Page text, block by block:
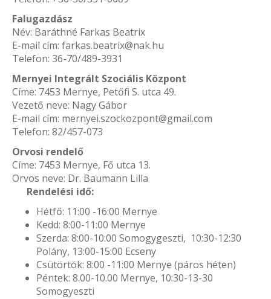
Falugazdász
Név: Baráthné Farkas Beatrix
E-mail cím: farkas.beatrix@nak.hu
Telefon: 36-70/489-3931
Mernyei Integrált Szociális Központ
Címe: 7453 Mernye, Petőfi S. utca 49.
Vezető neve: Nagy Gábor
E-mail cím: mernyei.szockozpont@gmail.com
Telefon: 82/457-073
Orvosi rendelő
Címe: 7453 Mernye, Fő utca 13.
Orvos neve: Dr. Baumann Lilla
Rendelési idő:
Hétfő: 11:00 -16:00 Mernye
Kedd: 8:00-11:00 Mernye
Szerda: 8:00-10:00 Somogygeszti, 10:30-12:30
Polány, 13:00-15:00 Ecseny
Csütörtök: 8:00 -11:00 Mernye (páros héten)
Péntek: 8.00-10.00 Mernye, 10:30-13-30
Somogyeszti